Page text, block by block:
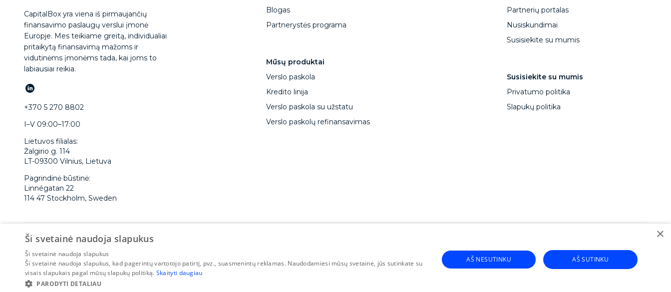
CapitalBox yra viena iš pirmaujančių
finansavimo paslaugų verslui įmonė
Europje. Mes teikiame greitą, individualiai
pritaikytą finansavimą mažoms ir
vidutinėms įmonėms tada, kai joms to
labiausiai reikia.
+370 5 270 8802
I–V 09:00–17:00
Lietuvos filialas:
Žalgirio g. 114
LT-09300 Vilnius, Lietuva
Pagrindinė būstinė:
Linnégatan 22
114 47 Stockholm, Sweden
Blogas
Partnerystės programa
Mūsų produktai
Verslo paskola
Kredito linija
Verslo paskola su užstatu
Verslo paskolų refinansavimas
Partnerių portalas
Nusiskundimai
Susisiekite su mumis
Susisiekite su mumis
Privatumo politika
Slapukų politika
© 2015-2026 CapitalBox
×
Ši svetainė naudoja slapukus
Ši svetainė naudoja slapukus
Ši svetainė naudoja slapukus, kad pagerintų vartotojo patirtį, pvz., suasmenintų reklamas. Naudodamiesi mūsų svetaine, jūs sutinkate su
visais slapukais pagal mūsų slapukų politiką. Skaityti daugiau
PARODYTI DETALIAU
AŠ SUTINKU
AŠ NESUTINKU